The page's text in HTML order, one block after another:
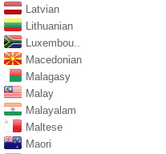
Latvian
Lithuanian
Luxembou..
Macedonian
Malagasy
Malay
Malayalam
Maltese
Maori